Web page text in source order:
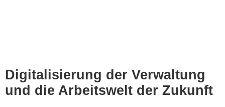
Blog
Digitalisierung der Verwaltung
und die Arbeitswelt der Zukunft